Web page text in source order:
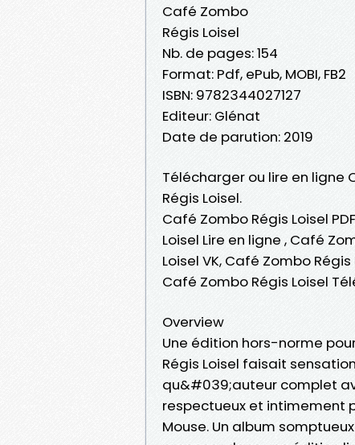
Café Zombo
Régis Loisel
Nb. de pages: 154
Format: Pdf, ePub, MOBI, FB2
ISBN: 9782344027127
Editeur: Glénat
Date de parution: 2019
Télécharger ou lire en ligne
Régis Loisel.
Café Zombo Régis Loisel
Loisel Lire en ligne , Café
Loisel VK, Café Zombo
Café Zombo Régis Loisel
Overview
Une édition hors-norme
Régis Loisel faisait
qu&#039;auteur complet
respectueux et intimement
Mouse. Un album